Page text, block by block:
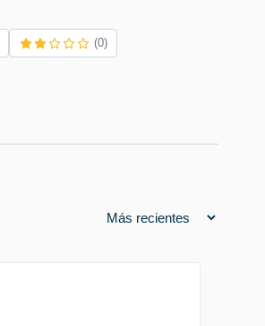
(0)